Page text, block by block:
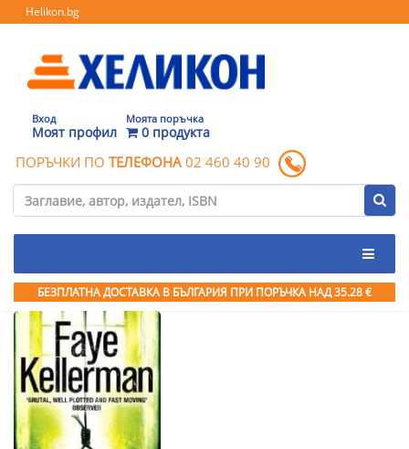
Helikon.bg
Вход
Моят профил
Моята поръчка
0 продукта
ПОРЪЧКИ ПО ТЕЛЕФОНА 02 460 40 90
БЕЗПЛАТНА ДОСТАВКА В БЪЛГАРИЯ ПРИ ПОРЪЧКА НАД 35.28 €